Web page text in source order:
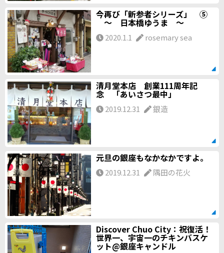
今再び「新参者シリーズ」 ⑤
～ 日本橋ゆうま ～
2020.1.1 rosemary sea
清月堂本店 創業111周年記
念 「あいさつ最中」
2019.12.31 銀造
元旦の銀座もなかなかですよ。
2019.12.31 隅田の花火
Discover Chuo City：祝復活！
世界一、宇宙一のチキンバスケ
ット@銀座キャンドル